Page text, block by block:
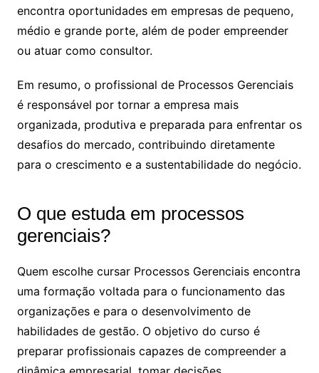
encontra oportunidades em empresas de pequeno,
médio e grande porte, além de poder empreender
ou atuar como consultor.
Em resumo, o profissional de Processos Gerenciais
é responsável por tornar a empresa mais
organizada, produtiva e preparada para enfrentar os
desafios do mercado, contribuindo diretamente
para o crescimento e a sustentabilidade do negócio.
O que estuda em processos
gerenciais?
Quem escolhe cursar Processos Gerenciais encontra
uma formação voltada para o funcionamento das
organizações e para o desenvolvimento de
habilidades de gestão. O objetivo do curso é
preparar profissionais capazes de compreender a